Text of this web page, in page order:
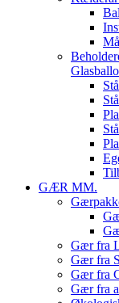
GÆR MM.
Gær fra
Gær fra
Gær fra
Gær fra